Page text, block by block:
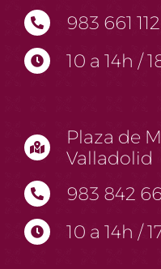
983 661 112
10 a 14h /
Plaza de
Valladolid
983 842
10 a 14h /